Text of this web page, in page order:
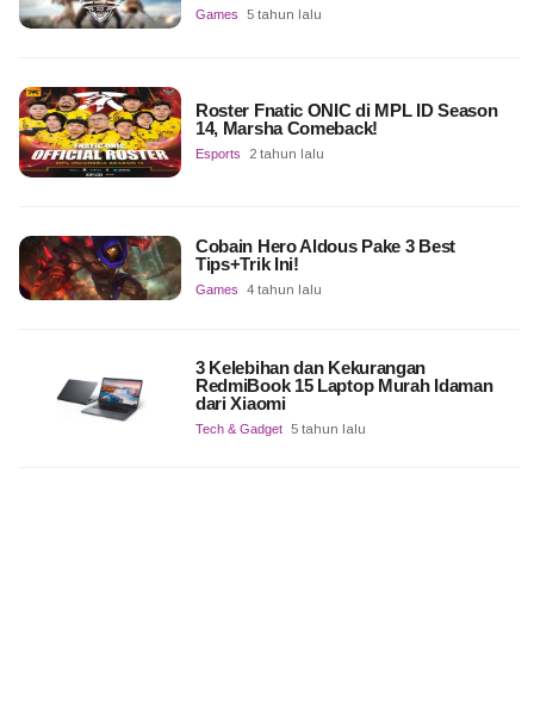
Games 5 tahun lalu
Roster Fnatic ONIC di MPL ID Season
14, Marsha Comeback!
Esports 2 tahun lalu
Cobain Hero Aldous Pake 3 Best
Tips+Trik Ini!
Games 4 tahun lalu
3 Kelebihan dan Kekurangan
RedmiBook 15 Laptop Murah Idaman
dari Xiaomi
Tech & Gadget 5 tahun lalu